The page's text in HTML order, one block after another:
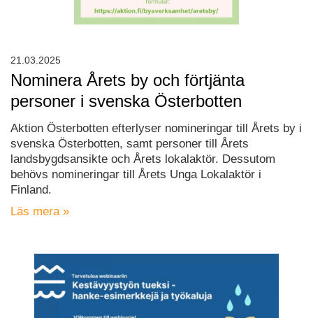
Nominera Årets by och förtjänta
personer i svenska Österbotten
Aktion Österbotten efterlyser nomineringar till Årets by i
svenska Österbotten, samt personer till Årets
landsbygdsansikte och Årets lokalaktör. Dessutom
behövs nomineringar till Årets Unga Lokalaktör i
Finland.
Läs mera »
21.03.2025